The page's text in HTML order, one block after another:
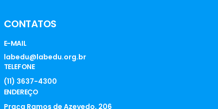
CONTATOS
E-MAIL
labedu@labedu.org.br
TELEFONE
(11) 3637-4300
ENDEREÇO
Praça Ramos de Azevedo, 206